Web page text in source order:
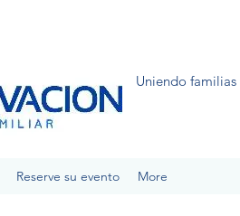
Uniendo
Reserve su evento More